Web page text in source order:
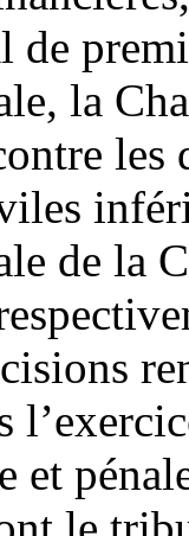
de
la
de la
et